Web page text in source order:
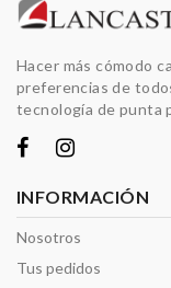
Hacer más cómodo
preferencias de
tecnología de punta
INFORMACIÓN
Nosotros
Tus pedidos